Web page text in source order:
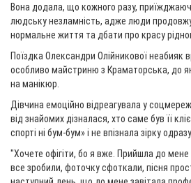
Вона додала, що кожного разу,
людську незламність, адже люди
нормальне життя та дбати про красу
Поїздка Олександри Олійникової неабияк
особливо майстриню з Краматорська, до
на манікюр.
Дівчина емоційно відреагувала у
від знайомих дізналася, хто саме був її
спорті ні бум-бум» і не впізнала зірку одразу.
"Хочете офігіти, бо я вже. Прийшла до
все зробили, фоточку сфоткали, пісня